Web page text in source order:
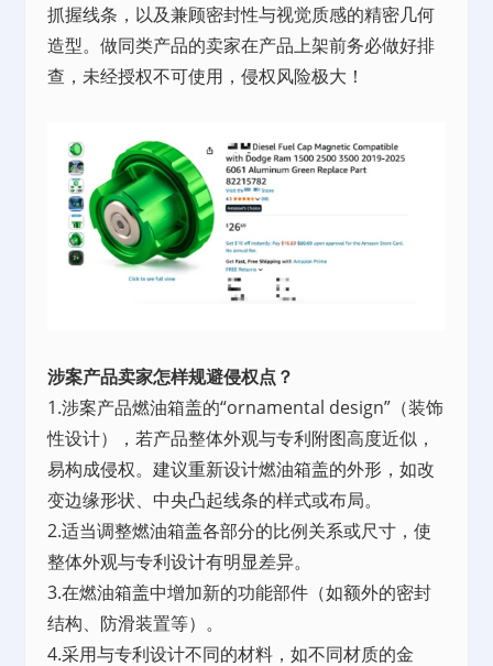
抓握线条，以及兼顾密封性与视觉质感的精密几何
造型。做同类产品的卖家在产品上架前务必做好排
查，未经授权不可使用，侵权风险极大！
涉案产品卖家怎样规避侵权点？
1.涉案产品燃油箱盖的“ornamental design”（装饰
性设计），若产品整体外观与专利附图高度近似，
易构成侵权。建议重新设计燃油箱盖的外形，如改
变边缘形状、中央凸起线条的样式或布局。
2.适当调整燃油箱盖各部分的比例关系或尺寸，使
整体外观与专利设计有明显差异。
3.在燃油箱盖中增加新的功能部件（如额外的密封
结构、防滑装置等）。
4.采用与专利设计不同的材料，如不同材质的金